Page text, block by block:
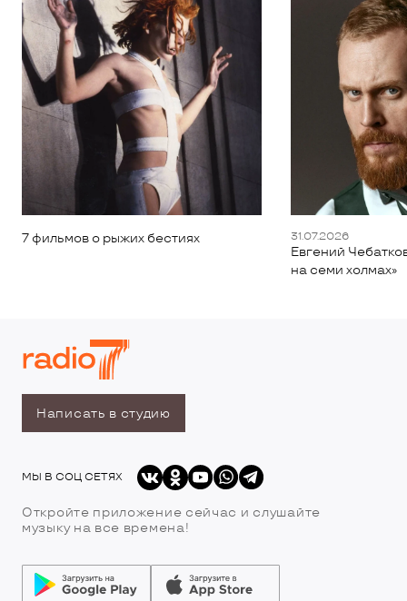
7 фильмов о рыжих бестиях 31.07.2026
Евгений
на семи холмах»
Написать в студию
МЫ В СОЦ СЕТЯХ
Откройте приложение сейчас и слушайте
музыку на все времена!